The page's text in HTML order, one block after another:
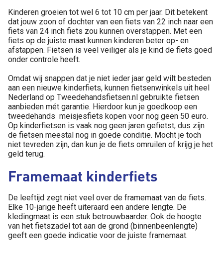
Kinderen groeien tot wel 6 tot 10 cm per jaar. Dit betekent
dat jouw zoon of dochter van een fiets van 22 inch naar een
fiets van 24 inch fiets zou kunnen overstappen. Met een
fiets op de juiste maat kunnen kinderen beter op- en
afstappen. Fietsen is veel veiliger als je kind de fiets goed
onder controle heeft.
Omdat wij snappen dat je niet ieder jaar geld wilt besteden
aan een nieuwe kinderfiets, kunnen fietsenwinkels uit heel
Nederland op Tweedehandsfietsen.nl gebruikte fietsen
aanbieden mét garantie. Hierdoor kun je goedkoop een
tweedehands meisjesfiets kopen voor nog geen 50 euro.
Op kinderfietsen is vaak nog geen jaren gefietst, dus zijn
de fietsen meestal nog in goede conditie. Mocht je toch
niet tevreden zijn, dan kun je de fiets omruilen of krijg je het
geld terug.
Framemaat kinderfiets
De leeftijd zegt niet veel over de framemaat van de fiets.
Elke 10-jarige heeft uiteraard een andere lengte. De
kledingmaat is een stuk betrouwbaarder. Ook de hoogte
van het fietszadel tot aan de grond (binnenbeenlengte)
geeft een goede indicatie voor de juiste framemaat.